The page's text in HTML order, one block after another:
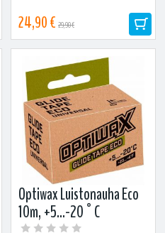
laskettelusuksille. Optiwaxin...
24,90 € 29,90 €
Optiwax Luistonauha Eco
10m, +5...-20°C